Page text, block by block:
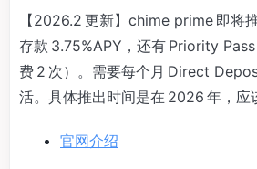
【2026.2 更新】chime prime 即将
存款 3.75%APY，还有 Priority
费 2 次）。需要每个月 Direct
活。具体推出时间是在 2026 年，应
官网介绍